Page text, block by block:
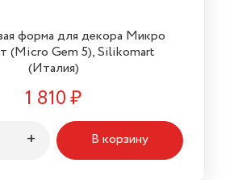
форма для декора Микро
(Micro Gem 5), Silikomart
(Италия)
1 810₽
+ В корзину